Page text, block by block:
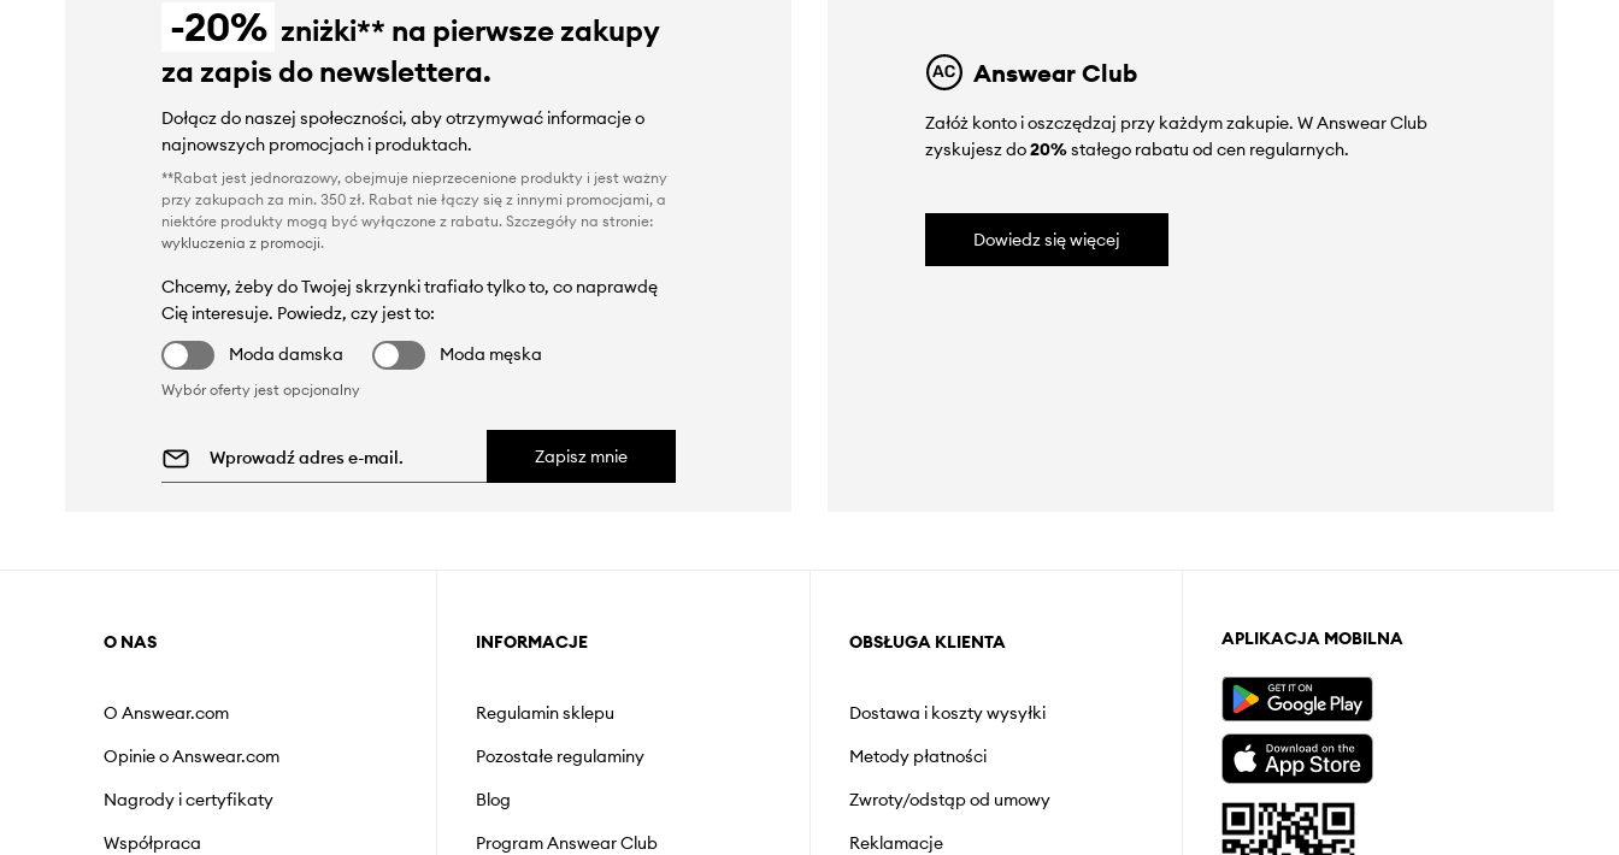
-20% zniżki** na pierwsze zakupy
za zapis do newslettera.
Dołącz do naszej społeczności, aby otrzymywać informacje o
najnowszych promocjach i produktach.
**Rabat jest jednorazowy, obejmuje nieprzecenione produkty i jest ważny
przy zakupach za min. 350 zł. Rabat nie łączy się z innymi promocjami, a
niektóre produkty mogą być wyłączone z rabatu. Szczegóły na stronie:
wykluczenia z promocji.
Chcemy, żeby do Twojej skrzynki trafiało tylko to, co naprawdę
Cię interesuje. Powiedz, czy jest to:
Moda damska
Moda męska
Wybór oferty jest opcjonalny
Zapisz mnie
Answear Club
Załóż konto i oszczędzaj przy każdym zakupie. W Answear Club
zyskujesz do20%stałego rabatu od cen regularnych.
Dowiedz się więcej
O NAS
O Answear.com
Opinie o Answear.com
Nagrody i certyfikaty
Współpraca
INFORMACJE
Regulamin sklepu
Pozostałe regulaminy
Blog
Program Answear Club
OBSŁUGA KLIENTA
Dostawa i koszty wysyłki
Metody płatności
Zwroty/odstąp od umowy
Reklamacje
APLIKACJA MOBILNA